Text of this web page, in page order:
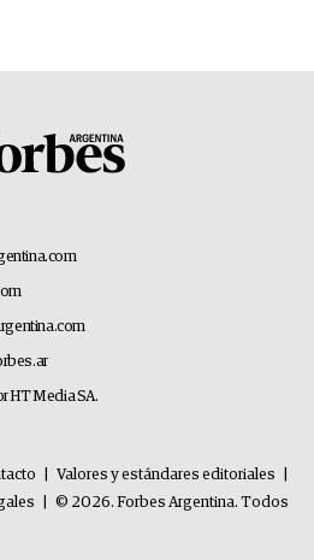
HT Media SA.
Valores y estándares editoriales
© 2026. Forbes Argentina. Todos